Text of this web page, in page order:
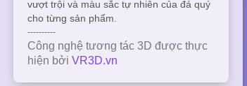
vượt trội và màu sắc tự nhiên của đá quý
cho từng sản phẩm.
----------
Công nghệ tương tác 3D được thực
hiện bởi VR3D.vn